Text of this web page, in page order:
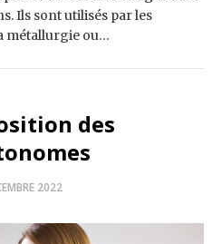
Ils sont utilisés par les
métallurgie ou…
des
2022